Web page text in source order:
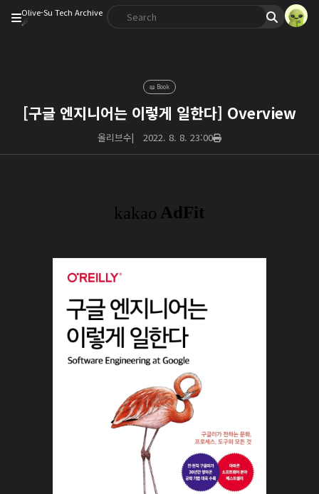
Olive-Su Tech Archive
☄︎
📖 Book
[구글 엔지니어는 이렇게 일한다] Overview
올리브수| 2022. 8. 8. 23:00